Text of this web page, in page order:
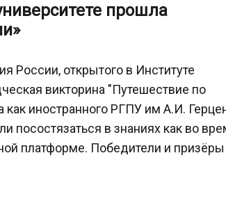
прошла
России, открытого в Институте
викторина "Путешествие по
как иностранного РГПУ им А.И.
посостязаться в знаниях как во
платформе. Победители и призёры